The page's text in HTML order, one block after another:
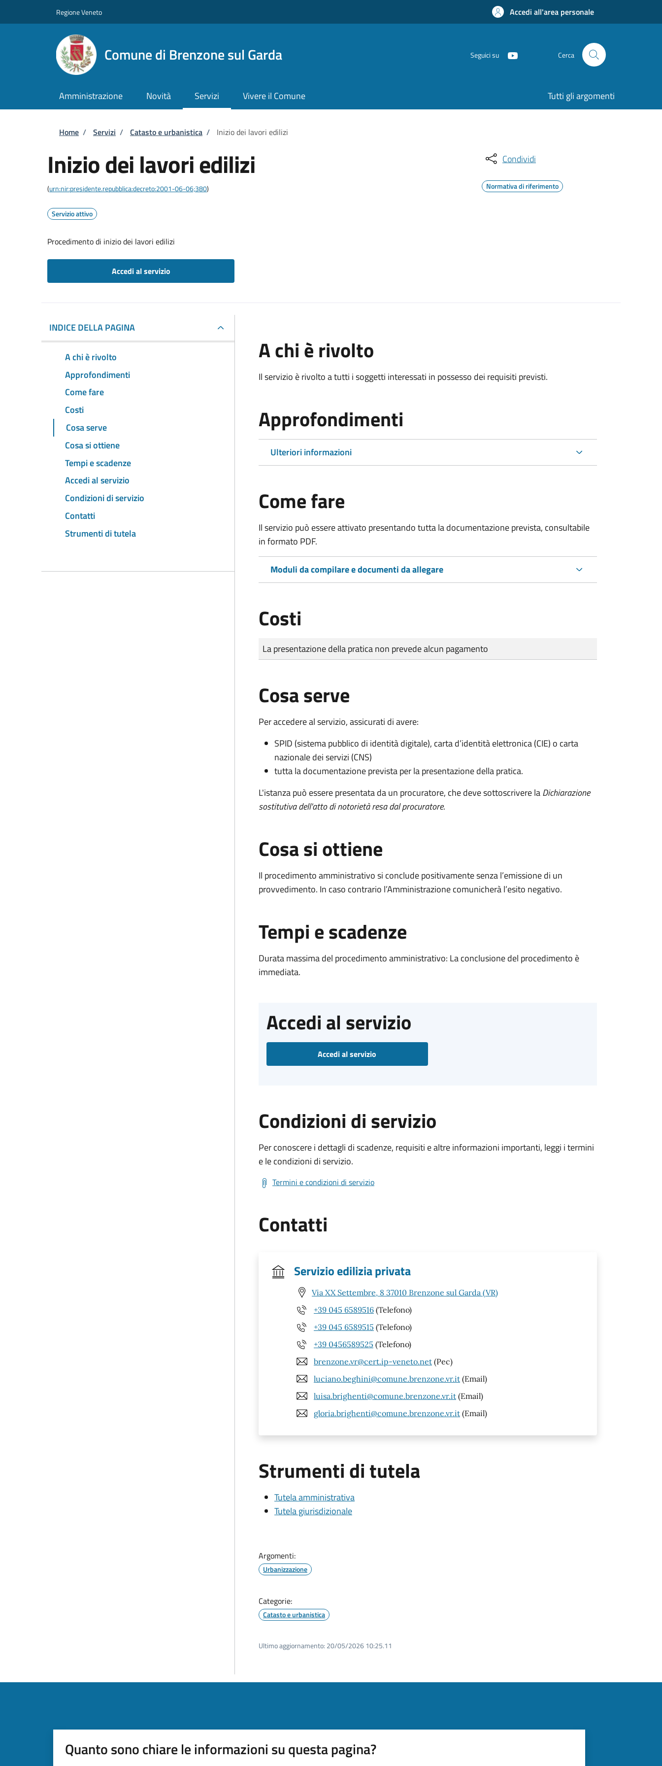
Regione Veneto Accedi all'area personale
Comune di Brenzone sul Garda Seguici su Cerca
Amministrazione Novità Servizi Vivere il Comune Tutti gli argomenti
Briciole di pane
Home / Servizi / Catasto e urbanistica / Inizio dei lavori edilizi
Inizio dei lavori edilizi
(urn:nir:presidente.repubblica:decreto:2001-06-06;380)
Servizio attivo
Procedimento di inizio dei lavori edilizi
Accedi al servizio
Condividi
Normativa di riferimento
INDICE DELLA PAGINA
A chi è rivolto
Approfondimenti
Come fare
Costi
Cosa serve
Cosa si ottiene
Tempi e scadenze
Accedi al servizio
Condizioni di servizio
Contatti
Strumenti di tutela
A chi è rivolto
Il servizio è rivolto a tutti i soggetti interessati in possesso dei requisiti previsti.
Approfondimenti
Ulteriori informazioni
Come fare
Il servizio può essere attivato presentando tutta la documentazione prevista, consultabile
in formato PDF.
Moduli da compilare e documenti da allegare
Costi
Tipo di pagamento
Importo
La presentazione della pratica non prevede alcun pagamento
Cosa serve
Per accedere al servizio, assicurati di avere:
SPID (sistema pubblico di identità digitale), carta d’identità elettronica (CIE) o carta
nazionale dei servizi (CNS)
tutta la documentazione prevista per la presentazione della pratica.
L'istanza può essere presentata da un procuratore, che deve sottoscrivere laDichiarazione
sostitutiva dell'atto di notorietà resa dal procuratore.
Cosa si ottiene
Il procedimento amministrativo si conclude positivamente senza l’emissione di un
provvedimento. In caso contrario l’Amministrazione comunicherà l’esito negativo.
Tempi e scadenze
Durata massima del procedimento amministrativo: La conclusione del procedimento è
immediata.
Accedi al servizio
Accedi al servizio
Condizioni di servizio
Per conoscere i dettagli di scadenze, requisiti e altre informazioni importanti, leggi i termini
e le condizioni di servizio.
Termini e condizioni di servizio
Contatti
Servizio edilizia privata
Via XX Settembre, 8 37010 Brenzone sul Garda (VR)
+39 045 6589516 (Telefono)
+39 045 6589515 (Telefono)
+39 0456589525 (Telefono)
brenzone.vr@cert.ip-veneto.net (Pec)
luciano.beghini@comune.brenzone.vr.it (Email)
luisa.brighenti@comune.brenzone.vr.it (Email)
gloria.brighenti@comune.brenzone.vr.it (Email)
Strumenti di tutela
Tutela amministrativa
Tutela giurisdizionale
Argomenti:
Urbanizzazione
Categorie:
Catasto e urbanistica
Ultimo aggiornamento: 20/05/2026 10:25.11
Quanto sono chiare le informazioni su questa pagina?